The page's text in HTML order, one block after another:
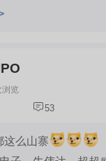
浏览
53
这么山寨